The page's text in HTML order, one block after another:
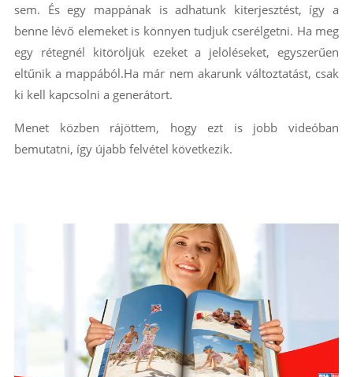
sem. És egy mappának is adhatunk kiterjesztést, így a
benne lévő elemeket is könnyen tudjuk cserélgetni. Ha meg
egy rétegnél kitöröljük ezeket a jelöléseket, egyszerűen
eltűnik a mappából.Ha már nem akarunk változtatást, csak
ki kell kapcsolni a generátort.
Menet közben rájöttem, hogy ezt is jobb videóban
bemutatni, így újabb felvétel következik.